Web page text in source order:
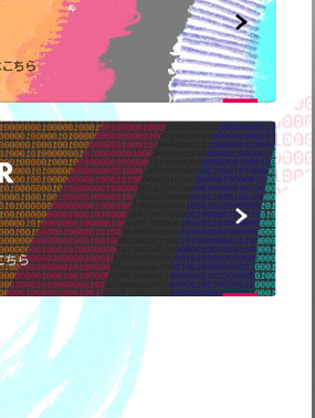
ちら
ちら
US
弊社の事業についてや、
取材のお問い合わせなど
お気軽にご連絡ください。